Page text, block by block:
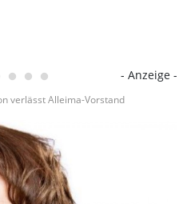
- Anzeige -
verlässt Alleima-Vorstand